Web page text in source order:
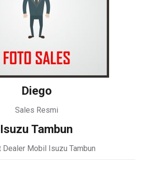
Diego
Sales Resmi
Isuzu Tambun
Dealer Mobil Isuzu Tambun